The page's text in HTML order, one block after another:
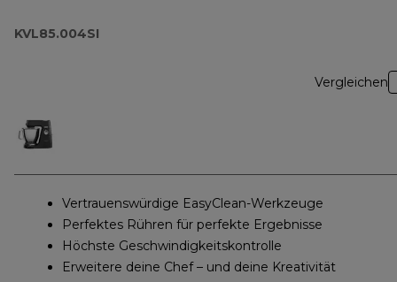
KVL85.004SI
Vergleichen
Vertrauenswürdige EasyClean-Werkzeuge
Perfektes Rühren für perfekte Ergebnisse
Höchste Geschwindigkeitskontrolle
Erweitere deine Chef – und deine Kreativität